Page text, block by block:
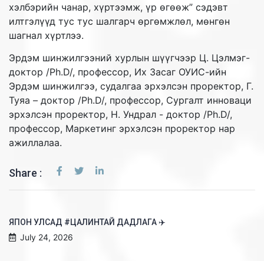
хэлбэрийн чанар, хүртээмж, үр өгөөж” сэдэвт
илтгэлүүд тус тус шалгарч өргөмжлөл, мөнгөн
шагнал хүртлээ.
Эрдэм шинжилгээний хурлын шүүгчээр Ц. Цэлмэг-
доктор /Ph.D/, профессор, Их Засаг ОУИС-ийн
Эрдэм шинжилгээ, судалгаа эрхэлсэн проректор, Г.
Туяа – доктор /Ph.D/, профессор, Сургалт инноваци
эрхэлсэн проректор, Н. Ундрал - доктор /Ph.D/,
профессор, Маркетинг эрхэлсэн проректор нар
ажиллалаа.
Share :
ЯПОН УЛСАД #ЦАЛИНТАЙ ДАДЛАГА ✈️
July 24, 2026